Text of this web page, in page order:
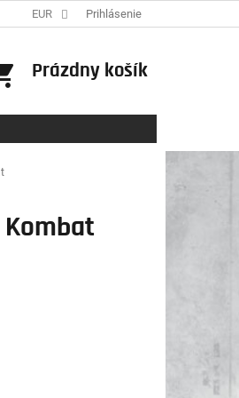
EUR Prihlásenie
NÁKUPNÝ
Prázdny košík
Kombat